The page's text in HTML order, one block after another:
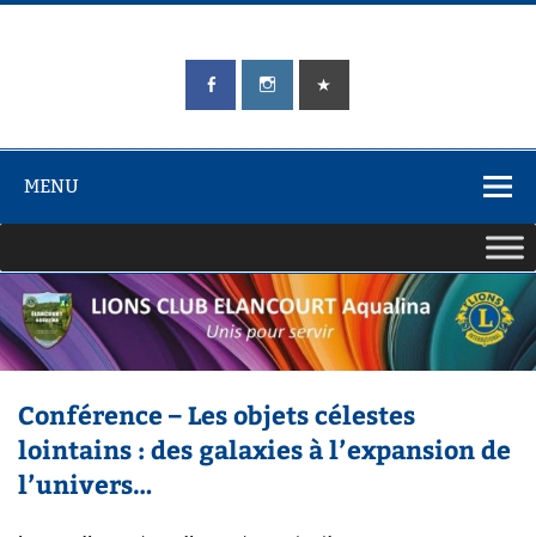
Skip
LIONS CLUB
ÉLANCOURT
MENU
Conférence – Les objets célestes
lointains : des galaxies à l’expansion de
l’univers…